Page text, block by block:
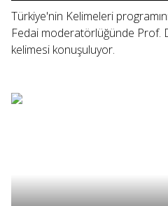
Türkiye'nin Kelimeleri
Fedai moderatörlüğünde Prof.
kelimesi konuşuluyor.